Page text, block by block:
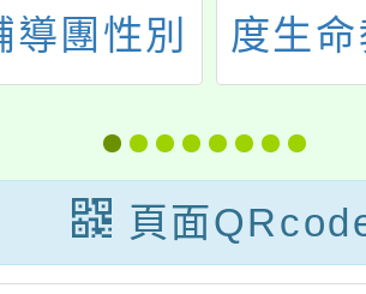
導團性別
育議題輔
組辦理
年度性別
育種子教
度生
中心
科中
課程
沙龍(
頁面